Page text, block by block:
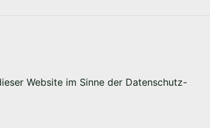
Website im Sinne der Datenschutz-